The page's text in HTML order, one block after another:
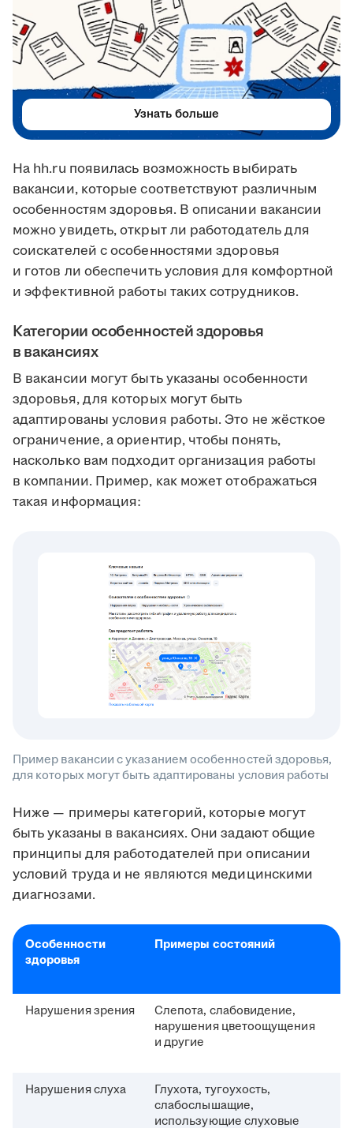
На hh.ru появилась возможность выбирать
вакансии, которые соответствуют различным
особенностям здоровья. В описании вакансии
можно увидеть, открыт ли работодатель для
соискателей с особенностями здоровья
и готов ли обеспечить условия для комфортной
и эффективной работы таких сотрудников.
Категории особенностей здоровья
в вакансиях
В вакансии могут быть указаны особенности
здоровья, для которых могут быть
адаптированы условия работы. Это не жёсткое
ограничение, а ориентир, чтобы понять,
насколько вам подходит организация работы
в компании. Пример, как может отображаться
такая информация:
Пример вакансии с указанием особенностей здоровья,
для которых могут быть адаптированы условия работы
Ниже — примеры категорий, которые могут
быть указаны в вакансиях. Они задают общие
принципы для работодателей при описании
условий труда и не являются медицинскими
диагнозами.
Особенности
здоровья
Примеры состояний
Нарушения зрения
Слепота, слабовидение,
нарушения цветоощущения
и другие
Нарушения слуха
Глухота, тугоухость,
слабослышащие,
использующие слуховые
Узнать больше